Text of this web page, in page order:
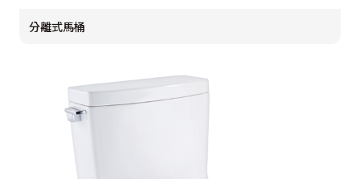
分離式馬桶